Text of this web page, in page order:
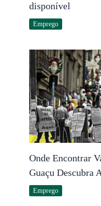
disponível
Emprego
Onde Encontrar
Guaçu Descubra
Emprego